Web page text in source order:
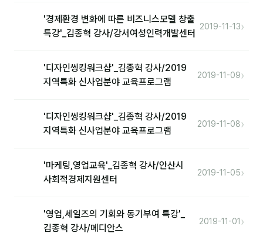
담당자·교육생 피드백
온라인강의 수강 후기
전체 도구
'경제환경 변화에 따른 비즈니스모델 창출
특강'_김종혁 강사/강서여성인력개발센터
2019-11-13›
'디자인씽킹워크샵'_김종혁 강사/2019
지역특화 신사업분야 교육프로그램
2019-11-09›
'디자인씽킹워크샵'_김종혁 강사/2019
지역특화 신사업분야 교육프로그램
2019-11-08›
'마케팅,영업교육'_김종혁 강사/안산시
사회적경제지원센터
2019-11-05›
'영업,세일즈의 기회와 동기부여 특강'_
김종혁 강사/메디안스
2019-11-01 ›